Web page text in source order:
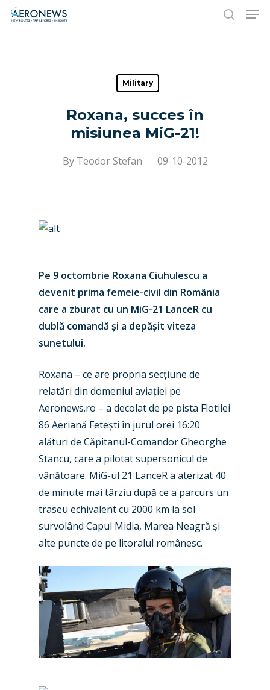
Hit enter to search or ESC to close
Military
Roxana, succes în
misiunea MiG-21!
By Teodor Stefan 09-10-2012
Pe 9 octombrie Roxana Ciuhulescu a
devenit prima femeie-civil din România
care a zburat cu un MiG-21 LanceR cu
dublă comandă și a depășit viteza
sunetului.
Roxana – ce are propria secțiune de
relatări din domeniul aviației pe
Aeronews.ro – a decolat de pe pista Flotilei
86 Aeriană Fetești în jurul orei 16:20
alături de Căpitanul-Comandor Gheorghe
Stancu, care a pilotat supersonicul de
vânătoare. MiG-ul 21 LanceR a aterizat 40
de minute mai târziu după ce a parcurs un
traseu echivalent cu 2000 km la sol
survolând Capul Midia, Marea Neagră și
alte puncte de pe litoralul românesc.
New Routes
Industry